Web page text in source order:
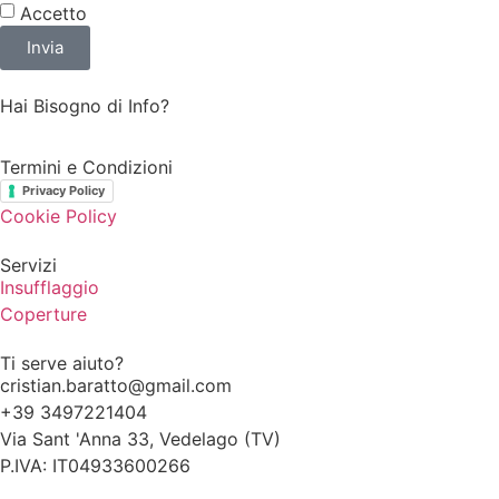
Accetto
Invia
Hai Bisogno di Info?
Termini e Condizioni
Privacy Policy
Cookie Policy
Servizi
Insufflaggio
Coperture
Ti serve aiuto?
cristian.baratto@gmail.com
+39 3497221404
Via Sant 'Anna 33, Vedelago (TV)
P.IVA: IT04933600266